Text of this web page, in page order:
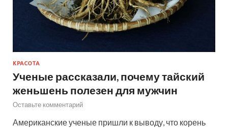
КРАСОТА
Ученые рассказали, почему тайский
женьшень полезен для мужчин
Оставьте комментарий
Американские ученые пришли к выводу, что корень